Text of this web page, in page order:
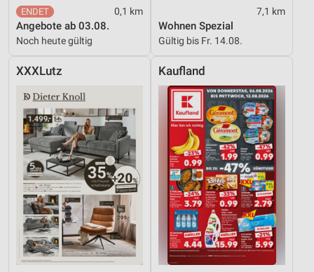
0,1 km
Angebote ab 03.08.
Noch heute gültig
7,1 km
Wohnen Spezial
Gültig bis Fr. 14.08.
XXXLutz Kaufland